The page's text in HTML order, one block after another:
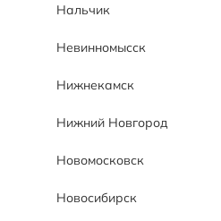
Нальчик
Невинномысск
Нижнекамск
Нижний Новгород
Новомосковск
Новосибирск